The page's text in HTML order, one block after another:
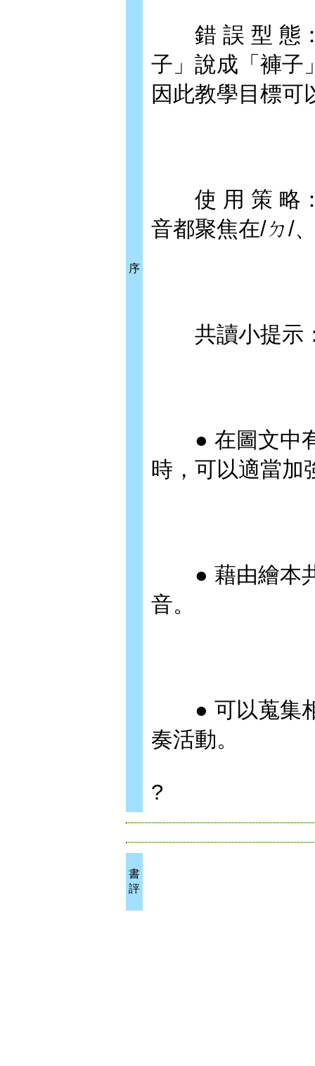
序
錯 誤 型 態：
子」說成「褲子
因此教學目標可
使 用 策 略：
音都聚焦在/ㄉ/
共讀小提示
● 在圖文中有
時，可以適當加
● 藉由繪本共
音。
● 可以蒐集相
奏活動。
?
書
評